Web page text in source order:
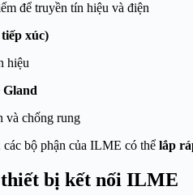
để truyền tín hiệu và điện
xúc)
hiệu
và chống rung
bộ phận của ILME có thể lắp
bị kết nối ILME